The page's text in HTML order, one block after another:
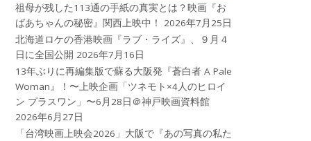
祖母が残した113通の手紙の真実とは？映画『お
ばあちゃんの秘密』関西上映中！
2026年7月25日
北海道ロケの香港映画『ラブ・ライズ』、９月４
日に全国公開 2026年7月16日
13年ぶりに再編集版で蘇る大阪発『蒼白者 A Pale
Woman』！〜上映企画「ツネモト×4人のヒロイ
ン プラスワン」〜6月28日＠神戸映画資料館
2026年6月27日
「台湾映画上映会2026」大阪で『あの写真の私た